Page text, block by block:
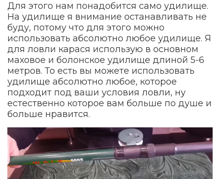
Для этого нам понадобится само удилище.
На удилище я внимание останавливать не
буду, потому что для этого можно
использовать абсолютно любое удилище. Я
для ловли карася использую в основном
маховое и болонское удилище длиной 5-6
метров. То есть вы можете использовать
удилище абсолютно любое, которое
подходит под ваши условия ловли, ну
естественно которое вам больше по душе и
больше нравится.